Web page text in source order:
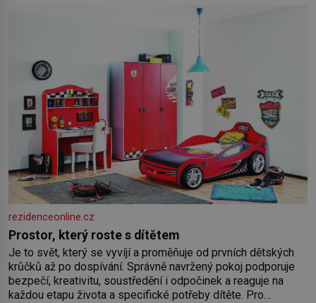
rezidenceonline.cz
Prostor, který roste s dítětem
Je to svět, který se vyvíjí a proměňuje od prvních dětských
krůčků až po dospívání. Správně navržený pokoj podporuje
bezpečí, kreativitu, soustředění i odpočinek a reaguje na
každou etapu života a specifické potřeby dítěte. Pro